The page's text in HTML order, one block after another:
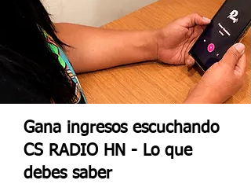
Gana ingresos escuchando
CS RADIO HN - Lo que
debes saber